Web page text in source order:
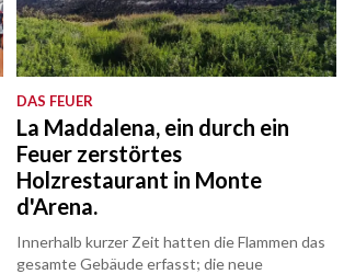
DAS FEUER
La Maddalena, ein durch ein
Feuer zerstörtes
Holzrestaurant in Monte
d'Arena.
Innerhalb kurzer Zeit hatten die Flammen das
gesamte Gebäude erfasst; die neue